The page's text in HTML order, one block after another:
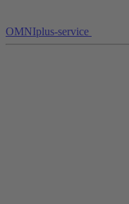
OMNIplus-service